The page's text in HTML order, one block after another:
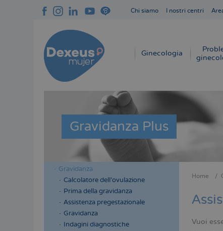
Chi siamo I nostri centri
Navegación
Ginecologia
Gravidanza Plus
Menú
lateral
cabecera
Menú
lateral
principal
Gravidanza
Calcolatore dell’ovulazione
Prima della gravidanza
Assistenza pregestazionale
Gravidanza
Indagini diagnostiche
di
Home
Vuoi